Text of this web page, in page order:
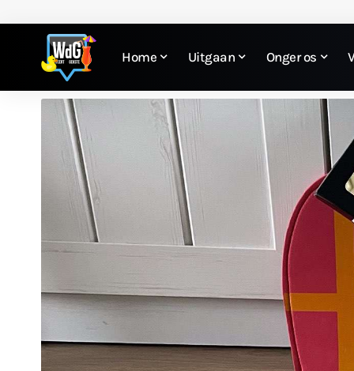
Home Uitgaan Onger os